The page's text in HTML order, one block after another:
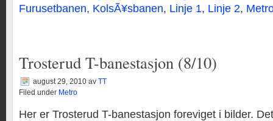
Furusetbanen, KolsÃ¥sbanen, Linje 1, Linje 2,
Trosterud T-banestasjon (8/10)
august 29, 2010 av TT
Filed under Metro
Her er Trosterud T-banestasjon foreviget i bilder.